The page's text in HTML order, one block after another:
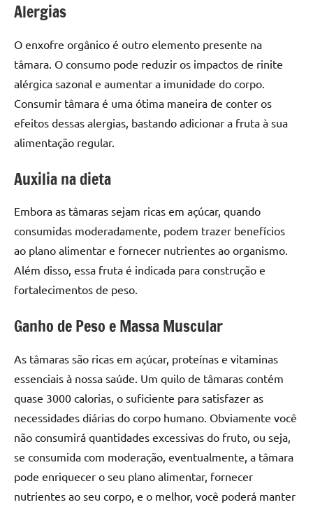
Alergias
O enxofre orgânico é outro elemento presente na
tâmara. O consumo pode reduzir os impactos de rinite
alérgica sazonal e aumentar a imunidade do corpo.
Consumir tâmara é uma ótima maneira de conter os
efeitos dessas alergias, bastando adicionar a fruta à sua
alimentação regular.
Auxilia na dieta
Embora as tâmaras sejam ricas em açúcar, quando
consumidas moderadamente, podem trazer benefícios
ao plano alimentar e fornecer nutrientes ao organismo.
Além disso, essa fruta é indicada para construção e
fortalecimentos de peso.
Ganho de Peso e Massa Muscular
As tâmaras são ricas em açúcar, proteínas e vitaminas
essenciais à nossa saúde. Um quilo de tâmaras contém
quase 3000 calorias, o suficiente para satisfazer as
necessidades diárias do corpo humano. Obviamente você
não consumirá quantidades excessivas do fruto, ou seja,
se consumida com moderação, eventualmente, a tâmara
pode enriquecer o seu plano alimentar, fornecer
nutrientes ao seu corpo, e o melhor, você poderá manter